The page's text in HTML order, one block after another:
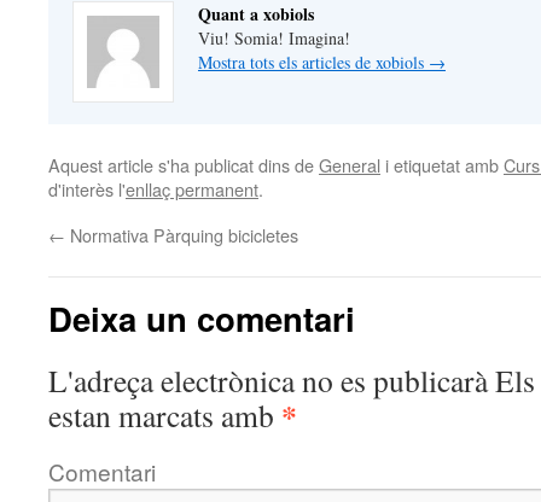
Quant a xobiols
Viu! Somia! Imagina!
Mostra tots els articles de xobiols →
Aquest article s'ha publicat dins deGeneral i etiquetat amb
d'interès l'enllaç permanent.
← Normativa Pàrquing bicicletes
Deixa un comentari
L'adreça electrònica no es publicaràEls
estan marcats amb *
Comentari